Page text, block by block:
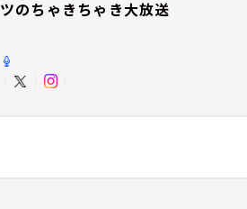
ツのちゃきちゃき大放送